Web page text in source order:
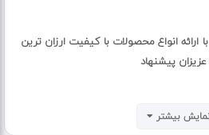
انواع محصولات با کیفیت ارزان ترین
پیشنهاد
قیمت میباشد.
بیشتر